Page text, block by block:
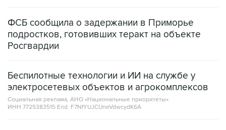
ФСБ сообщила о задержании в Приморье
подростков, готовивших теракт на объекте
Росгвардии
Беспилотные технологии и ИИ на службе у
электросетевых объектов и агрокомплексов
Социальная реклама, АНО «Национальные приоритеты».
ИНН 7725383515 Erid: F7NfYUJCUneVdwcydK6A